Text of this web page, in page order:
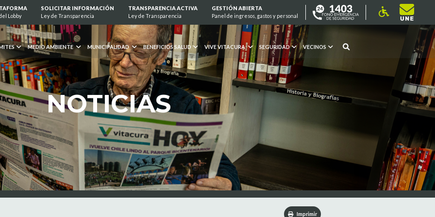
Lobby
SOLICITAR INFORMACIÓN
Ley de Transparencia
TRANSPARENCIA ACTIVA
Ley de Transparencia
GESTIÓN ABIERTA
Panel de ingresos, gastos y personal
MEDIO AMBIENTE MUNICIPALIDAD BENEFICIOS SALUD VIVE VITACURA SEGURIDAD VECINOS
NOTICIAS
Imprimir